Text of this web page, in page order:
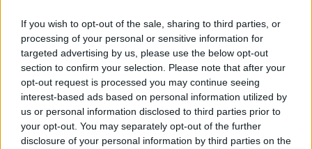
If you wish to opt-out of the sale, sharing to third parties, or
processing of your personal or sensitive information for
targeted advertising by us, please use the below opt-out
section to confirm your selection. Please note that after your
opt-out request is processed you may continue seeing
interest-based ads based on personal information utilized by
us or personal information disclosed to third parties prior to
your opt-out. You may separately opt-out of the further
disclosure of your personal information by third parties on the